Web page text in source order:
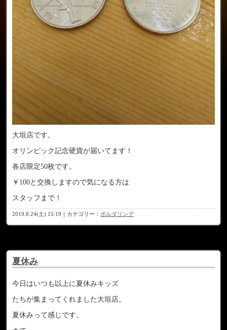
大垣店です。
オリンピック記念硬貨が届いてます！
各店限定50枚です。
￥100と交換しますので気になる方は
スタッフまで！
2019.8.24(土) 15:19｜カテゴリー： ボルダリング
夏休み
今日はいつも以上に夏休みキッズ
たちが集まってくれました大垣店。
夏休みって感じです。